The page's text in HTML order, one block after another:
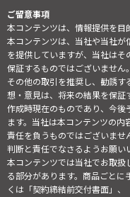
ご留意事項
本コンテンツは、情報提供を目
本コンテンツは、当社や当社
を提供していますが、当社は
保証するものではございません
その他の取引を推奨し、勧誘
想・意見は、将来の結果を保
作成時現在のものであり、今
ます。当社は本コンテンツの
責任を負うものではございま
判断と責任でなさるようお願い
本コンテンツでは当社でお取
る部分があります。商品ごと
くは「契約締結前交付書面」